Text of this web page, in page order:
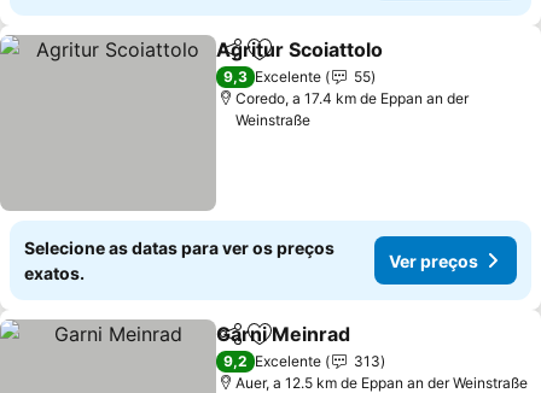
PartilharAdicionar aos favoritos
Agritur Scoiattolo
9,3 Excelente
55
Coredo, a 17.4 km de Eppan an der
Weinstraße
Selecione as datas para ver os preços
exatos.
Ver preços
PartilharAdicionar aos favoritos
Garni Meinrad
9,2 Excelente
313
Auer, a 12.5 km de Eppan an der Weinstraße